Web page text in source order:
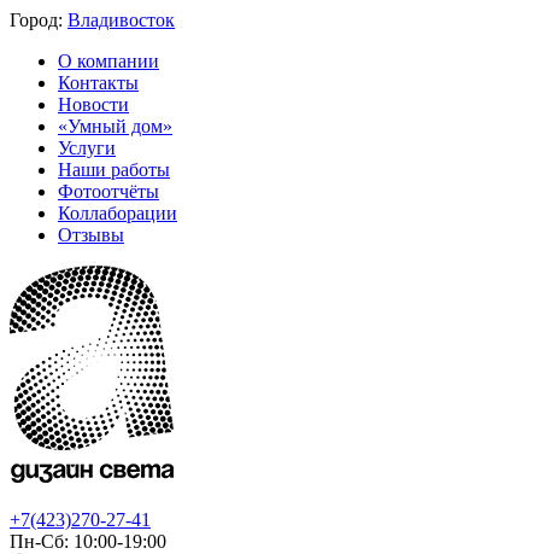
Город: Владивосток
О компании
Контакты
Новости
«Умный дом»
Услуги
Наши работы
Фотоотчёты
Коллаборации
Отзывы
+7(423)270-27-41
Пн-Сб: 10:00-19:00